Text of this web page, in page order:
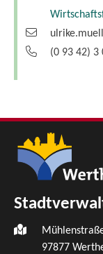
(0 93 42) 3
97877